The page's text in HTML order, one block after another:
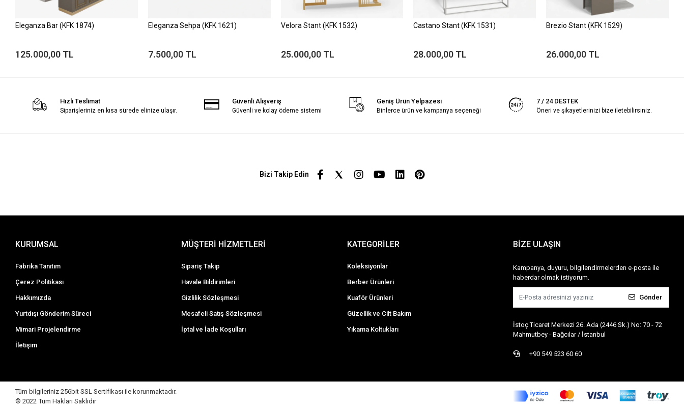
Eleganza Bar (KFK 1874)
125.000,00 TL
Eleganza Sehpa (KFK 1621)
7.500,00 TL
Velora Stant (KFK 1532)
25.000,00 TL
Castano Stant (KFK 1531)
28.000,00 TL
Brezio Stant (KFK 1529)
26.000,00 TL
Hızlı Teslimat
Siparişleriniz en kısa sürede elinize ulaşır.
Güvenli Alışveriş
Güvenli ve kolay ödeme sistemi
Geniş Ürün Yelpazesi
Binlerce ürün ve kampanya seçeneği
7 / 24 DESTEK
Öneri ve şikayetlerinizi bize iletebilirsiniz.
Bizi Takip Edin
KURUMSAL
Fabrika Tanıtım
Çerez Politikası
Hakkımızda
Yurtdışı Gönderim Süreci
Mimari Projelendirme
İletişim
MÜŞTERİ HİZMETLERİ
Sipariş Takip
Havale Bildirimleri
Gizlilik Sözleşmesi
Mesafeli Satış Sözleşmesi
İptal ve İade Koşulları
KATEGORİLER
Koleksiyonlar
Berber Ürünleri
Kuaför Ürünleri
Güzellik ve Cilt Bakım
Yıkama Koltukları
BİZE ULAŞIN
Kampanya, duyuru, bilgilendirmelerden e-posta ile
haberdar olmak istiyorum.
Gönder
İstoç Ticaret Merkezi 26. Ada (2446 Sk.) No: 70 - 72
Mahmutbey - Bağcılar / İstanbul
+90 549 523 60 60
Tüm bilgileriniz 256bit SSL Sertifikası ile korunmaktadır.
© 2022 Tüm Hakları Saklıdır